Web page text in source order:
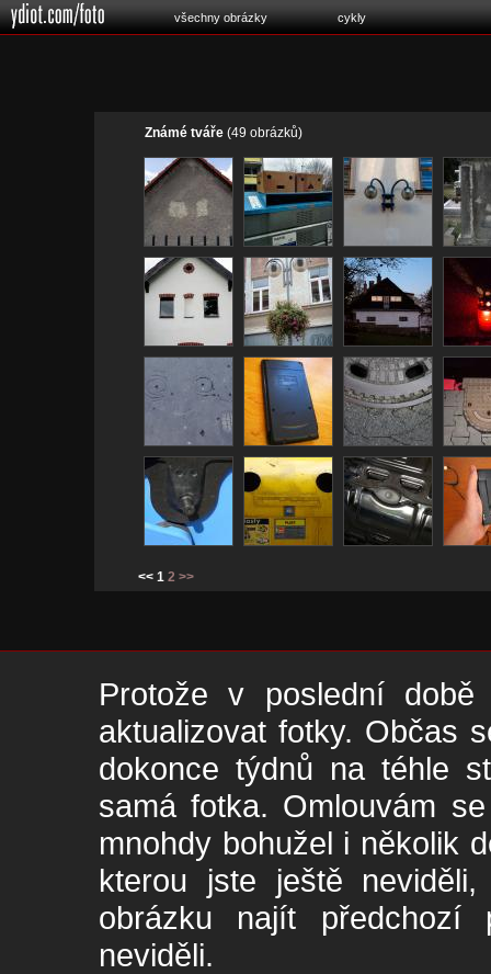
všechny obrázky cykly
Známé tváře (49 obrázků)
<< 1 2 >>
Protože v poslední
aktualizovat fotky. Občas
dokonce týdnů na téhle
samá fotka. Omlouvám
mnohdy bohužel i několik
kterou jste ještě
obrázku najít
neviděli.